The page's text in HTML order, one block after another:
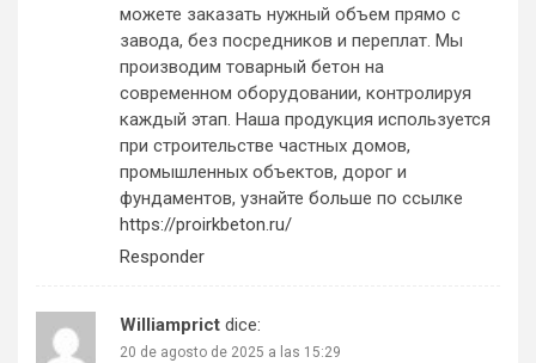
можете заказать нужный объем прямо с
завода, без посредников и переплат. Мы
производим товарный бетон на
современном оборудовании, контролируя
каждый этап. Наша продукция используется
при строительстве частных домов,
промышленных объектов, дорог и
фундаментов, узнайте больше по ссылке
https://proirkbeton.ru/
Responder
Williamprict dice:
20 de agosto de 2025 a las 15:29